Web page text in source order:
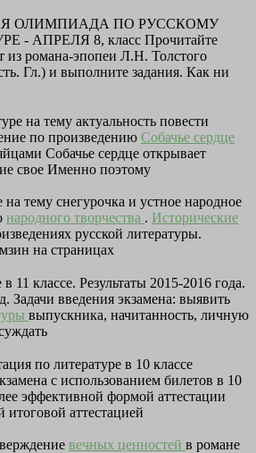
ОЛИМПИАДА ПО РУССКОМУ
- АПРЕЛЯ 8, класс Прочитайте
из романа-эпопеи Л.Н. Толстого
Гл.) и выполните задания. Как ни
на тему актуальность повести
по произведению Собачье сердце
Собачье сердце открывает
свое Именно поэтому
на тему снегурочка и устное народное
народного творчества . Исторические
русской литературы.
на страницах
11 классе. Результаты 2015-2016 года.
Задачи введения экзамена: выявить
выпускника, начитанность, личную
по литературе в 10 классе
с использованием билетов в 10
эффективной формой аттестации
итоговой аттестацией
вечных ценностей в романе